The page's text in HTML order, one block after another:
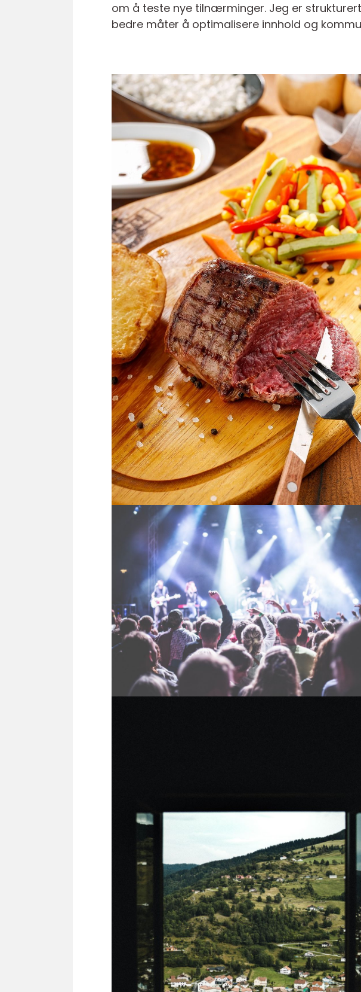
om å teste nye tilnærminger. Jeg er
bedre måter å optimalisere innhold og